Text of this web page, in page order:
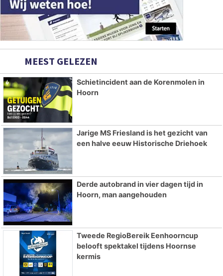
MEEST GELEZEN
Schietincident aan de Korenmolen in
Hoorn
Jarige MS Friesland is het gezicht van
een halve eeuw Historische Driehoek
Derde autobrand in vier dagen tijd in
Hoorn, man aangehouden
Tweede RegioBereik Eenhoorncup
belooft spektakel tijdens Hoornse
kermis